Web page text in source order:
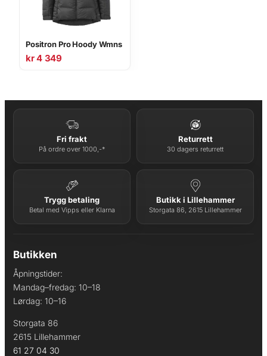
Positron Pro Hoody Wmns
kr4 349
Fri frakt
På ordre over 1000,-*
Returrett
30 dagers returrett
Trygg betaling
Betal med Vipps eller Klarna
Butikk i Lillehammer
Storgata 86, 2615 Lillehammer
Butikken
Åpningstider:
Mandag–fredag: 10–18
Lørdag: 10–16
Storgata 86
2615 Lillehammer
61 27 04 30